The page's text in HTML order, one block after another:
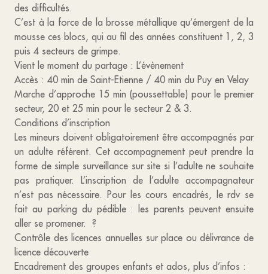
des difficultés.
C’est à la force de la brosse métallique qu’émergent de la
mousse ces blocs, qui au fil des années constituent 1, 2, 3
puis 4 secteurs de grimpe.
Vient le moment du partage : L’évènement
Accès : 40 min de Saint-Etienne / 40 min du Puy en Velay
Marche d’approche 15 min (poussettable) pour le premier
secteur, 20 et 25 min pour le secteur 2 & 3.
Conditions d’inscription
Les mineurs doivent obligatoirement être accompagnés par
un adulte référent. Cet accompagnement peut prendre la
forme de simple surveillance sur site si l’adulte ne souhaite
pas pratiquer. L’inscription de l’adulte accompagnateur
n’est pas nécessaire. Pour les cours encadrés, le rdv se
fait au parking du pédible : les parents peuvent ensuite
aller se promener. ?
Contrôle des licences annuelles sur place ou délivrance de
licence découverte
Encadrement des groupes enfants et ados, plus d’infos :